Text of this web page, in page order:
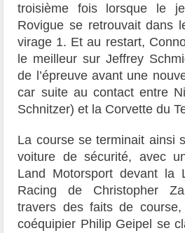
troisième fois lorsque le
Rovigue se retrouvait dans
virage 1. Et au restart,
le meilleur sur Jeffrey
de l’épreuve avant une
car suite au contact entre
Schnitzer) et la Corvette du
La course se terminait ainsi
voiture de sécurité, avec
Land Motorsport devant la
Racing de Christopher
travers des faits de
coéquipier Philip Geipel se